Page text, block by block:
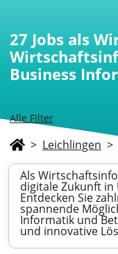
Alle Filter
27 Jobs als
Business
> Leichlingen >
Als
digitale Zukunft
Entdecken Sie
spannende
Informatik und
und innovative